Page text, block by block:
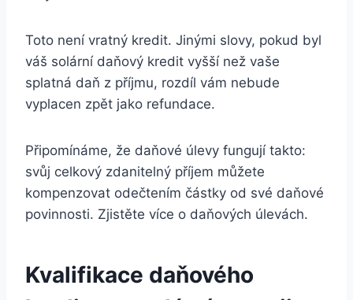
Toto není vratný kredit. Jinými slovy, pokud byl
váš solární daňový kredit vyšší než vaše
splatná daň z příjmu, rozdíl vám nebude
vyplacen zpět jako refundace.
Připomínáme, že daňové úlevy fungují takto:
svůj celkový zdanitelný příjem můžete
kompenzovat odečtením částky od své daňové
povinnosti. Zjistěte více o daňových úlevách.
Kvalifikace daňového